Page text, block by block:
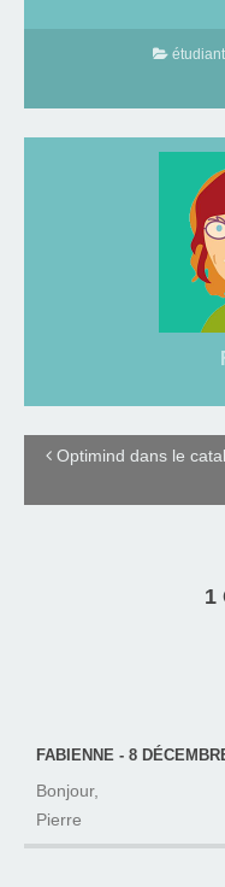
étudiant
Optimind dans le
1
FABIENNE - 8
Bonjour,
Pierre